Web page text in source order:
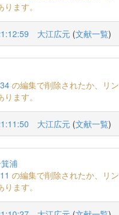
ます。
大江広元 (文献一覧)
の編集で削除されたか、リ
ます。
大江広元 (文献一覧)
浦
の編集で削除されたか、リ
ます。